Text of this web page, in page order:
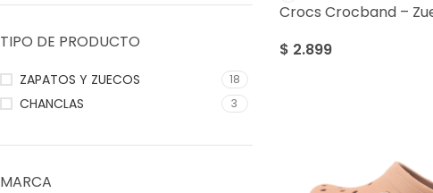
TIPO DE PRODUCTO
ZAPATOS Y ZUECOS 18
CHANCLAS 3
MARCA
Crocs Crocband –
$ 2.899